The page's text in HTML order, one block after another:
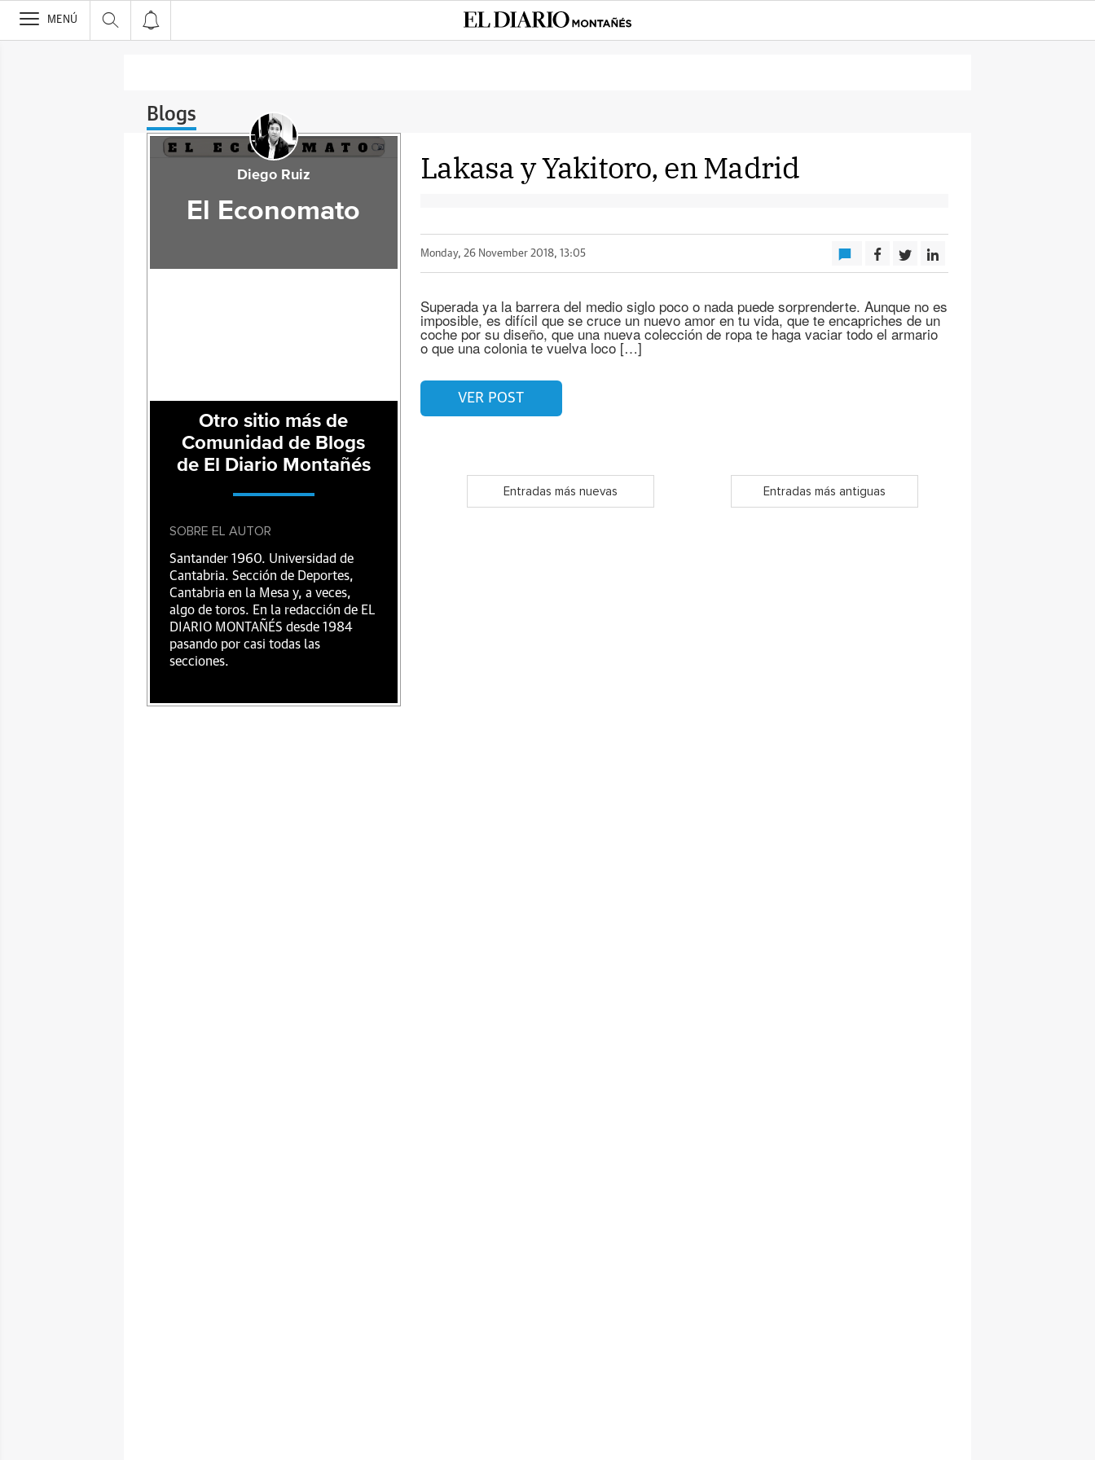
>
MENÚ
Blogs
Lakasa y Yakitoro, en Madrid
Monday, 26 November 2018, 13:05
Superada ya la barrera del medio siglo poco o nada puede sorprenderte. Aunque no es
imposible, es difícil que se cruce un nuevo amor en tu vida, que te encapriches de un
coche por su diseño, que una nueva colección de ropa te haga vaciar todo el armario
o que una colonia te vuelva loco […]
VER POST
Entradas más nuevas Entradas más antiguas
Diego Ruiz
El Economato
Otro sitio más de
Comunidad de Blogs
de El Diario Montañés
SOBRE EL AUTOR
Santander 1960. Universidad de
Cantabria. Sección de Deportes,
Cantabria en la Mesa y, a veces,
algo de toros. En la redacción de EL
DIARIO MONTAÑÉS desde 1984
pasando por casi todas las
secciones.